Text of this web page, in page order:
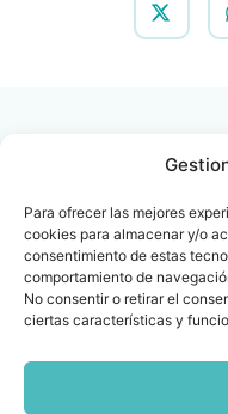
Para ofrecer las mejores
cookies para almacenar y/o
consentimiento de estas
comportamiento de
No consentir o retirar el
ciertas características y
Contacto
info@fenin.es
C/ Villanueva, 20 - 1-
28001